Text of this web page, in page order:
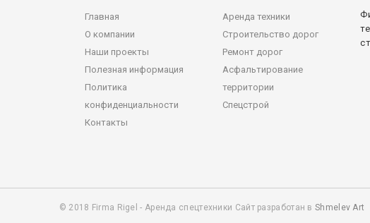
Главная
О компании
Наши проекты
Полезная информация
Политика
конфиденциальности
Контакты
Аренда техники
Строительство дорог
Ремонт дорог
Асфальтирование
территории
Спецстрой
© 2018 Firma Rigel - Аренда спецтехники Сайт разработан вShmelev Art